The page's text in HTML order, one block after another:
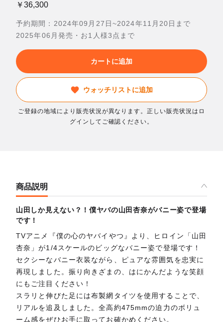
￥36,300
予約期間：2024年09月27日~2024年11月20日まで
2025年06月発売・お1人様3点まで
カートに追加
ウォッチリストに追加
ご登録の地域により販売状況が異なります。正しい販売状況はロ
グインしてご確認ください。
商品説明
山田しか見えない？！僕ヤバの山田杏奈がバニー姿で登場
です！
TVアニメ『僕の心のヤバイやつ』より、ヒロイン「山田
杏奈」が1/4スケールのビッグなバニー姿で登場です！
セクシーなバニー衣装ながら、ピュアな雰囲気を忠実に
再現しました。振り向きざまの、はにかんだような笑顔
にもご注目ください！
スラリと伸びた足には布製網タイツを使用することで、
リアルを追及しました。全高約475mmの迫力のボリュ
ーム感をぜひお手に取ってお確かめください。